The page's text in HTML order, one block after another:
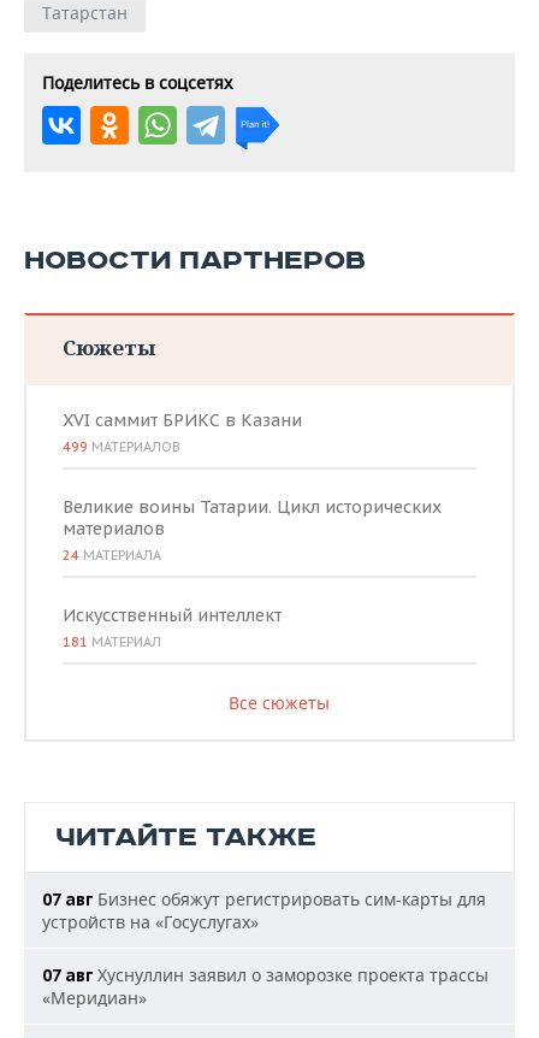
Татарстан
Поделитесь в соцсетях
НОВОСТИ ПАРТНЕРОВ
Сюжеты
XVI саммит БРИКС в Казани
499 МАТЕРИАЛОВ
Великие воины Татарии. Цикл исторических
материалов
24 МАТЕРИАЛА
Искусственный интеллект
181 МАТЕРИАЛ
Все сюжеты
ЧИТАЙТЕ ТАКЖЕ
07 авг Бизнес обяжут регистрировать сим-карты для
устройств на «Госуслугах»
07 авг Хуснуллин заявил о заморозке проекта трассы
«Меридиан»